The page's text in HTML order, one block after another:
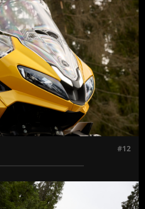
Jön még kép!
#12
Jön még kép!